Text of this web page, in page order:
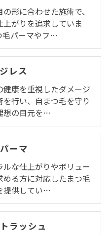
形に合わせた施術で、
上がりを追求していま
毛パーマやフ…
レス
健康を重視したダメージ
を行い、自まつ毛を守り
想の目元を…
ーマ
ルな仕上がりやボリュー
める方に対応したまつ毛
提供してい…
ラッシュ